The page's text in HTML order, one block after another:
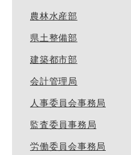
農林水産部
県土整備部
建築都市部
会計管理局
人事委員会事務局
監査委員事務局
労働委員会事務局